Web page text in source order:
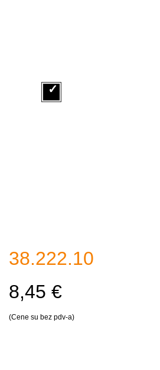
38.222.10
8,45 €
(Cene su bez pdv-a)